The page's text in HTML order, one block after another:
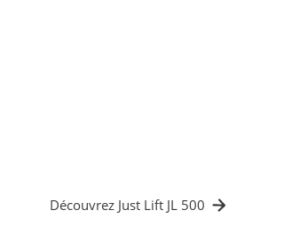
Découvrez Just Lift JL 500